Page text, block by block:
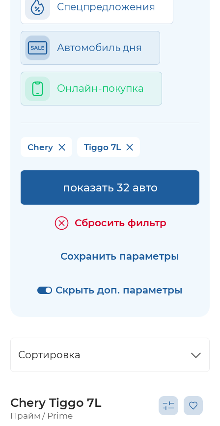
Спецпредложения
Автомобиль дня
Онлайн-покупка
Chery Tiggo 7L
Скрыть доп. параметры
Сохранить параметры
Сбросить фильтр
показать 32 авто
Сортировка
Chery Tiggo 7L
Прайм / Prime